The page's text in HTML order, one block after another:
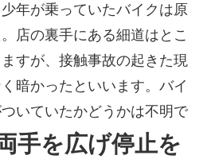
年が乗っていたバイクは原
店の裏手にある細道はとこ
すが、接触事故の起きた現
暗かったといいます。バイ
いていたかどうかは不明で
手を広げ停止を